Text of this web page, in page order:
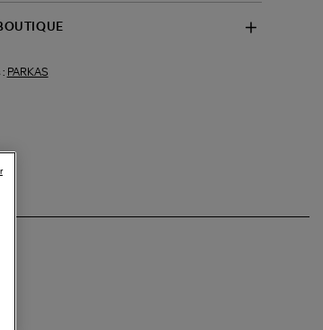
: PARKAS